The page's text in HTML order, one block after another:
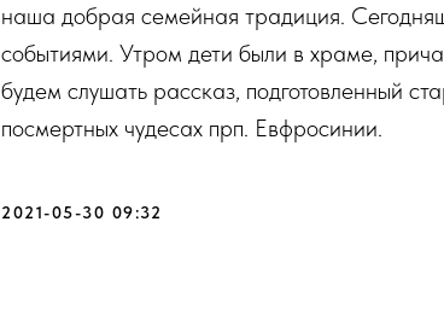
наша добрая семейная традиция.
событиями. Утром дети были в храме,
будем слушать рассказ, подготовленный
посмертных чудесах прп. Евфросинии.
2021-05-30 09:32